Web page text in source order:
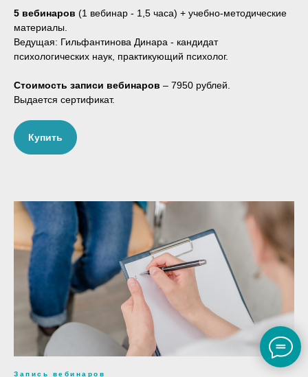
5 вебинаров (1 вебинар - 1,5 часа) + учебно-методические
материалы.
Ведущая: Гильфантинова Динара - кандидат
психологических наук, практикующий психолог.
Стоимость записи вебинаров – 7950 рублей.
Выдается сертификат.
Купить
Запись вебинаров